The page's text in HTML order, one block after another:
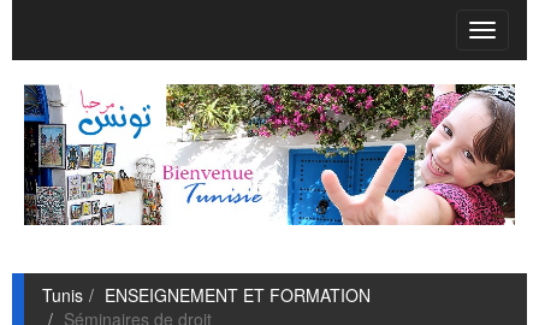
T
o
g
g
l
e
n
a
v
g
Tunis
ENSEIGNEMENT ET FORMATION
Séminaires de droit